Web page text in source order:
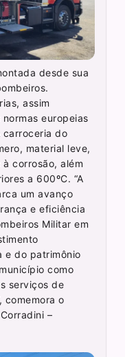
desde sua
assim
europeias
carroceria do
material leve,
corrosão, além
a 600ºC. “A
um avanço
e eficiência
Militar em
e do patrimônio
como
serviços de
comemora o
–